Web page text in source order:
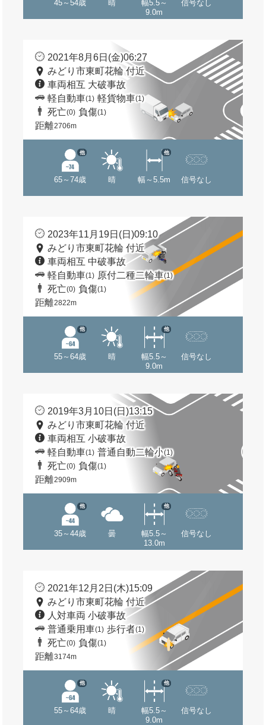
45～54歳 晴
幅5.5～
9.0m
信号なし
2021年8月6日(金)06:27
みどり市東町花輪 付近
車両相互 大破事故
軽自動車(1) 軽貨物車(1)
死亡(0) 負傷(1)
距離2706m
65～74歳
他
晴 幅～5.5m
他
信号なし
2023年11月19日(日)09:10
みどり市東町花輪 付近
車両相互 中破事故
軽自動車(1) 原付二種二輪車(1)
死亡(0) 負傷(1)
距離2822m
55～64歳
他
晴
幅5.5～
9.0m
他
信号なし
2019年3月10日(日)13:15
みどり市東町花輪 付近
車両相互 小破事故
軽自動車(1) 普通自動二輪小(1)
死亡(0) 負傷(1)
距離2909m
35～44歳
他
曇
幅5.5～
13.0m
他
信号なし
2021年12月2日(木)15:09
みどり市東町花輪 付近
人対車両 小破事故
普通乗用車(1) 歩行者(1)
死亡(0) 負傷(1)
距離3174m
55～64歳
他
晴
幅5.5～
9.0m
他
信号なし